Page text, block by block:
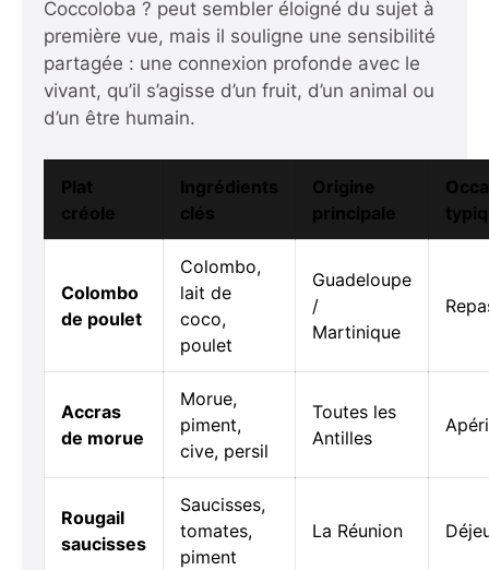
Coccoloba ? peut sembler éloigné du sujet à
première vue, mais il souligne une sensibilité
partagée : une connexion profonde avec le
vivant, qu’il s’agisse d’un fruit, d’un animal ou
d’un être humain.
Plat
créole
Ingrédients
clés
Origine
principale
Colombo
de poulet
Colombo,
lait de
coco,
poulet
Guadeloupe
/
Martinique
Accras
de morue
Morue,
piment,
cive, persil
Toutes les
Antilles
Rougail
saucisses
Saucisses,
tomates,
piment
La Réunion